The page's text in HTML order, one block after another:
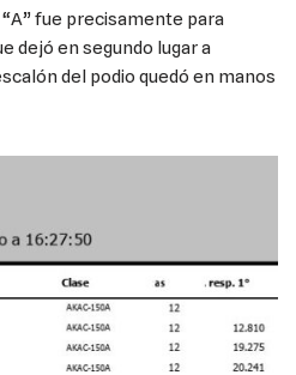
fue precisamente para
dejó en segundo lugar a
del podio quedó en manos